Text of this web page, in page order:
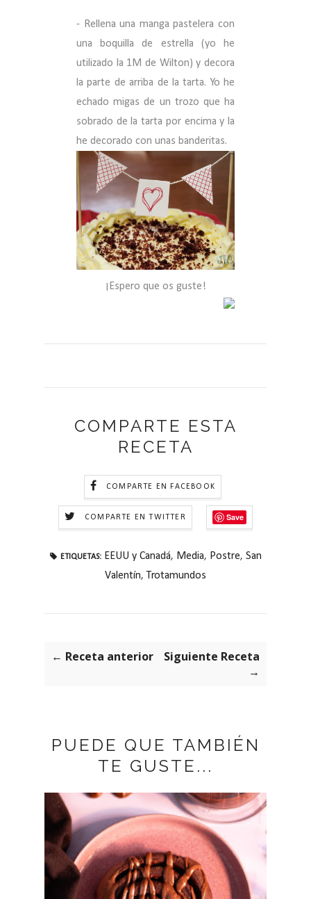
- Rellena una manga pastelera con
una boquilla de estrella (yo he
utilizado la 1M de Wilton) y decora
la parte de arriba de la tarta. Yo he
echado migas de un trozo que ha
sobrado de la tarta por encima y la
he decorado con unas banderitas.
¡Espero que os guste!
COMPARTE ESTA
RECETA
COMPARTE EN FACEBOOK
COMPARTE EN TWITTER Save
ETIQUETAS: EEUU y Canadá, Media, Postre, San
Valentín, Trotamundos
← Receta anterior
Siguiente Receta
→
PUEDE QUE TAMBIÉN
TE GUSTE...